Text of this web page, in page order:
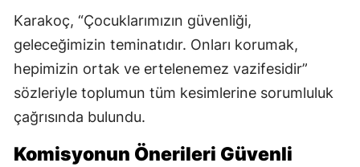
Karakoç, “Çocuklarımızın güvenliği,
geleceğimizin teminatıdır. Onları korumak,
hepimizin ortak ve ertelenemez vazifesidir”
sözleriyle toplumun tüm kesimlerine sorumluluk
çağrısında bulundu.
Komisyonun Önerileri Güvenli